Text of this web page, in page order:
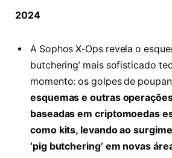
2024
A Sophos X-Ops revela o
butchering’ mais sofisticado
momento: os golpes de
esquemas e outras
baseadas em criptomoedas
como kits, levando ao
‘pig butchering’ em novas